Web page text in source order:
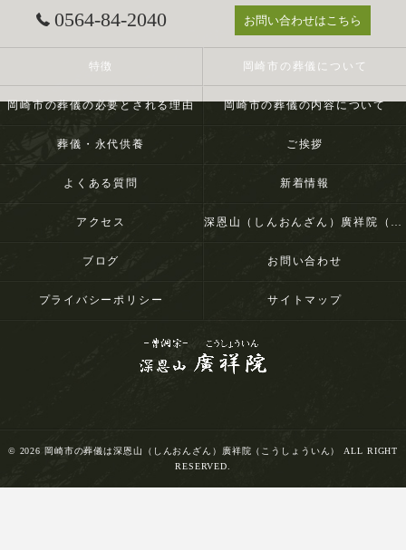
0564-84-2040 お問い合わせはこちら
特徴 岡崎市の葬儀について
岡崎市の葬儀の必要とされる理由 岡崎市の葬儀の内容について
葬儀・永代供養 ご挨拶
よくある質問 新着情報
アクセス 深恩山（しんおんざん）廣祥院（こうしょういん）
ブログ お問い合わせ
プライバシーポリシー サイトマップ
© 2026 岡崎市の葬儀は深恩山（しんおんざん）廣祥院（こうしょういん） ALL RIGHT
RESERVED.